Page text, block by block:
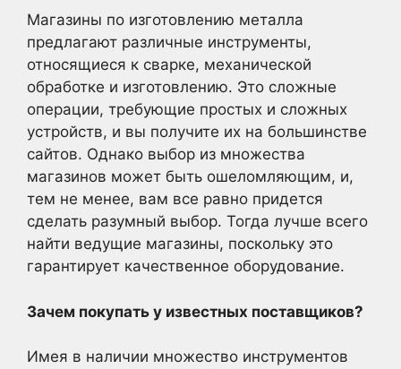
Магазины по изготовлению металла
предлагают различные инструменты,
относящиеся к сварке, механической
обработке и изготовлению. Это сложные
операции, требующие простых и сложных
устройств, и вы получите их на большинстве
сайтов. Однако выбор из множества
магазинов может быть ошеломляющим, и,
тем не менее, вам все равно придется
сделать разумный выбор. Тогда лучше всего
найти ведущие магазины, поскольку это
гарантирует качественное оборудование.
Зачем покупать у известных поставщиков?
Имея в наличии множество инструментов